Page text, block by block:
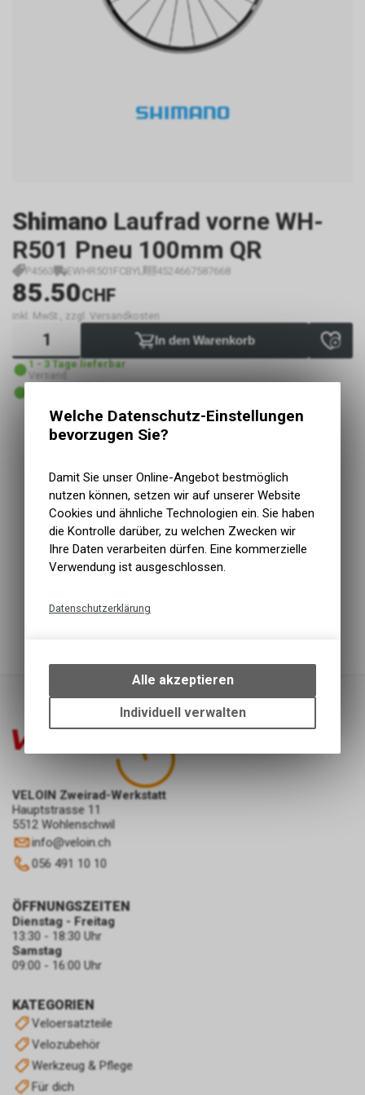
Shimano Laufrad vorne WH-
R501 Pneu 100mm QR
P4563 EWHR501FCBYL 4524667587668
85.50CHF
inkl. MwSt., zzgl. Versandkosten
In den Warenkorb
1 - 3 Tage lieferbar
Versand
Produkt-TypVorderrad
GruppeDiverse
Modelljahr2011
Radgrösse28"
Art BremseFelgenbremse
ReifentypPneu (Tubless Ready: Nein)
Geeignete Reifengrösse: 23C-32C
VELOIN Zweirad-Werkstatt
Hauptstrasse 11
5512 Wohlenschwil
info@veloin.ch
056 491 10 10
KATEGORIEN
Veloersatzteile
Velozubehör
Werkzeug & Pflege
Für dich
ÖFFNUNGSZEITEN
Dienstag - Freitag
13:30 - 18:30 Uhr
Samstag
09:00 - 16:00 Uhr
Welche Datenschutz-Einstellungen
bevorzugen Sie?
Damit Sie unser Online-Angebot bestmöglich
nutzen können, setzen wir auf unserer Website
Cookies und ähnliche Technologien ein. Sie haben
die Kontrolle darüber, zu welchen Zwecken wir
Ihre Daten verarbeiten dürfen. Eine kommerzielle
Verwendung ist ausgeschlossen.
Datenschutzerklärung
bestimmte Interaktionen und
Einstellungen auf Ihrem Gerät,
um die grundlegenden
Funktionen unseres Online-
des Warenkorbs, zu
ermöglichen. Bitte beachten Sie,
dass die gespeicherten Daten
Alle akzeptieren
Individuell verwalten